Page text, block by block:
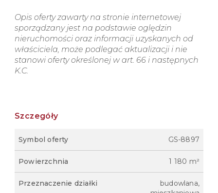
Opis oferty zawarty na stronie internetowej
sporządzany jest na podstawie oględzin
nieruchomości oraz informacji uzyskanych od
właściciela, może podlegać aktualizacji i nie
stanowi oferty określonej w art. 66 i następnych
K.C.
Szczegóły
Symbol oferty GS-8897
Powierzchnia 1 180 m²
Przeznaczenie działki
budowlana,